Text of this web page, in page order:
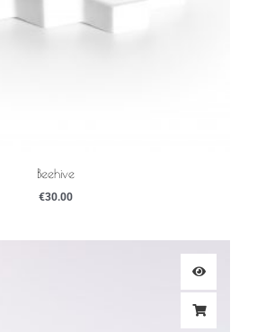
Beehive
€30.00